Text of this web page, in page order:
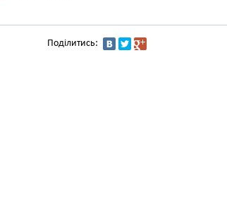
Поділитись: